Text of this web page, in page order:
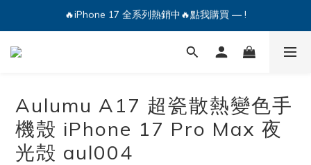
🔥iPhone 17 全系列熱銷中🔥點我購買 — !
💕加入Q哥 Line 新好友領優惠券！🎫
🔥iPhone 17 全系列熱銷中🔥點我購買 — !
Aulumu A17 超瓷散熱變色手
機殼 iPhone 17 Pro Max 夜
光殻 aul004